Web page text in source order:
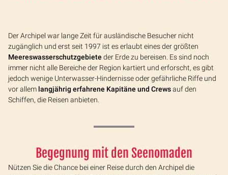
Der Archipel war lange Zeit für ausländische Besucher nicht
zugänglich und erst seit 1997 ist es erlaubt eines der größten
Meereswasserschutzgebiete der Erde zu bereisen. Es sind noch
immer nicht alle Bereiche der Region kartiert und erforscht, es gibt
jedoch wenige Unterwasser-Hindernisse oder gefährliche Riffe und
vor allem langjährig erfahrene Kapitäne und Crewsauf den
Schiffen, die Reisen anbieten.
Begegnung mit den Seenomaden
Nützen Sie die Chance bei einer Reise durch den Archipel die